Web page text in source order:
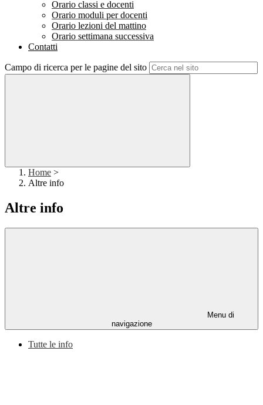
Orario classi e docenti
Orario moduli per docenti
Orario lezioni del mattino
Orario settimana successiva
Contatti
Campo di ricerca per le pagine del sito
Home >
Altre info
Altre info
Menu di
navigazione
Tutte le info